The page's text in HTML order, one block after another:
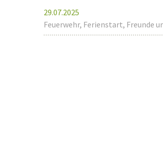
29.07.2025
Feuerwehr, Ferienstart, Freunde